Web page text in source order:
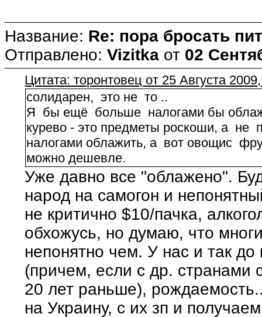
Название: Re: пора бросать
Отправлено: Vizitka от 02
Цитата: торонтовец от 25 Августа
солидарен, это не то ..
Я бы ещё больше налогами бы
курево - это предметы роскоши, а не
налогами облажить, а вот овощис
можно дешевле.
Уже давно все "облажено".
народ на самогон и
не критично $10/пачка,
обхожусь, но думаю, что
непонятно чем. У нас и так
(причем, если с др. странами
20 лет раньше),
на Украину, с их зп и